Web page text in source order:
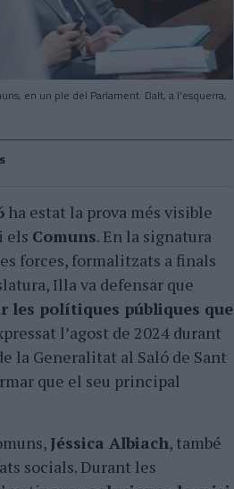
en un ple del Parlament. Dalt, a l'esquerra,
ha estat la prova més visible
i els Comuns. En la signatura
forces, formalitzats a finals
Illa va defensar que
les polítiques públiques que
lʼagost de 2024 durant
la Generalitat al Saló de Sant
que el seu principal
Jéssica Albiach, també
socials. Durant les